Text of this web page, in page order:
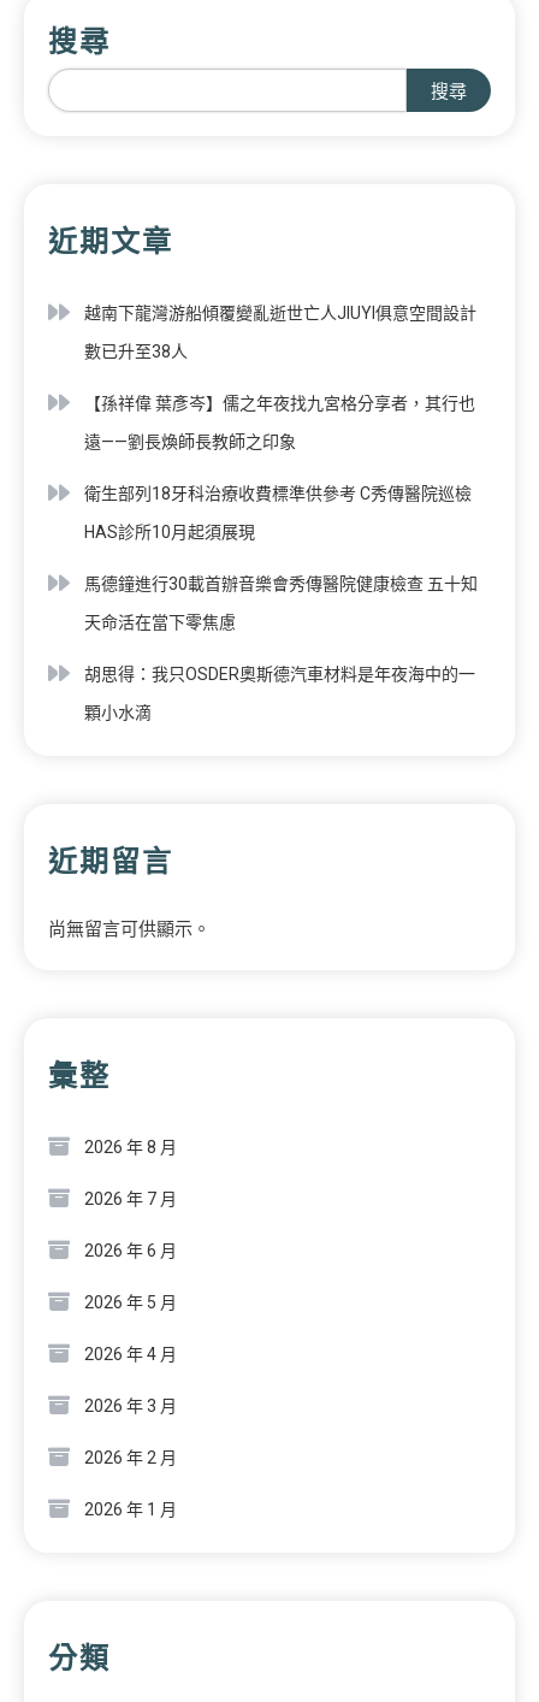
搜尋
搜尋
近期文章
越南下龍灣游船傾覆變亂逝世亡人JIUYI俱意空間設計
數已升至38人
【孫祥偉 葉彥岑】儒之年夜找九宮格分享者，其行也
遠——劉長煥師長教師之印象
衛生部列18牙科治療收費標準供參考 C秀傳醫院巡檢
HAS診所10月起須展現
馬德鐘進行30載首辦音樂會秀傳醫院健康檢查 五十知
天命活在當下零焦慮
胡思得：我只OSDER奧斯德汽車材料是年夜海中的一
顆小水滴
近期留言
尚無留言可供顯示。
彙整
2026 年 8 月
2026 年 7 月
2026 年 6 月
2026 年 5 月
2026 年 4 月
2026 年 3 月
2026 年 2 月
2026 年 1 月
分類